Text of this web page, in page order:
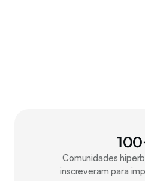
Comunidades
inscreveram para